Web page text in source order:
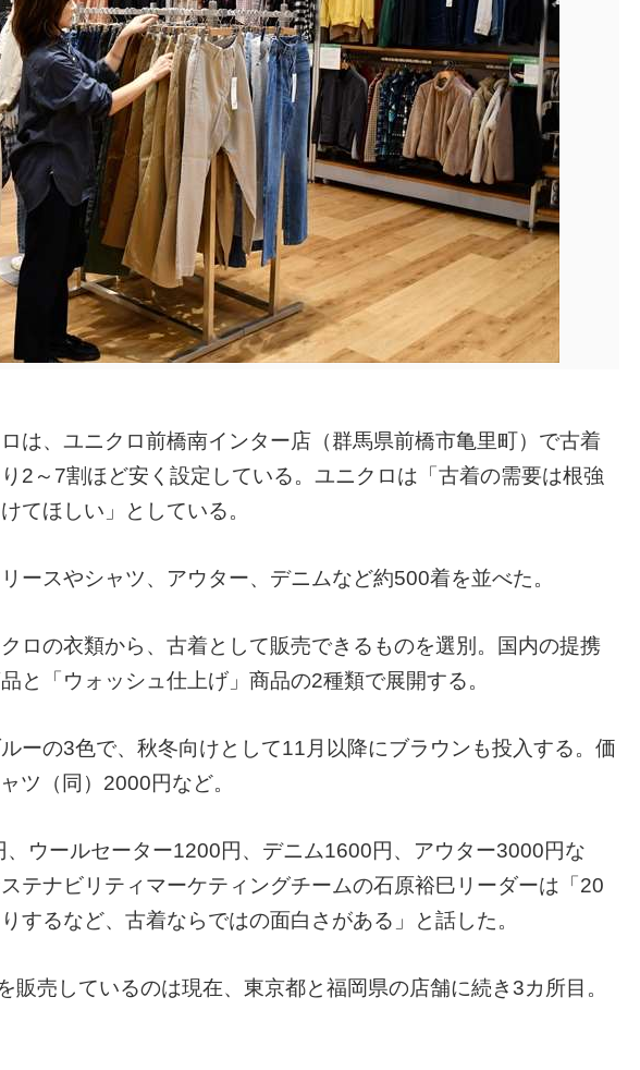
は、ユニクロ前橋南インター店（群馬県前橋市亀里町）で古着
2～7割ほど安く設定している。ユニクロは「古着の需要は根強
てほしい」としている。
ースやシャツ、アウター、デニムなど約500着を並べた。
ロの衣類から、古着として販売できるものを選別。国内の提携
と「ウォッシュ仕上げ」商品の2種類で展開する。
ーの3色で、秋冬向けとして11月以降にブラウンも投入する。価
ツ（同）2000円など。
ウールセーター1200円、デニム1600円、アウター3000円な
テナビリティマーケティングチームの石原裕巳リーダーは「20
するなど、古着ならではの面白さがある」と話した。
売しているのは現在、東京都と福岡県の店舗に続き3カ所目。